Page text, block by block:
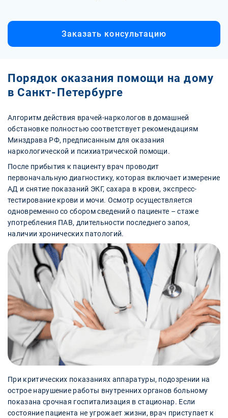
Заказать консультацию
Порядок оказания помощи на дому
в Санкт-Петербурге
Алгоритм действия врачей-наркологов в домашней
обстановке полностью соответствует рекомендациям
Минздрава РФ, предписанным для оказания
наркологической и психиатрической помощи.
После прибытия к пациенту врач проводит
первоначальную диагностику, которая включает измерение
АД и снятие показаний ЭКГ, сахара в крови, экспресс-
тестирование крови и мочи. Осмотр осуществляется
одновременно со сбором сведений о пациенте – стаже
употребления ПАВ, длительности последнего запоя,
наличии хронических патологий.
При критических показаниях аппаратуры, подозрении на
острое нарушение работы внутренних органов больному
показана срочная госпитализация в стационар. Если
состояние пациента не угрожает жизни, врач приступает к